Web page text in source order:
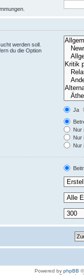
werden soll.
du die Option
Ja
Nur
Nur
Nur
Powered by phpBB